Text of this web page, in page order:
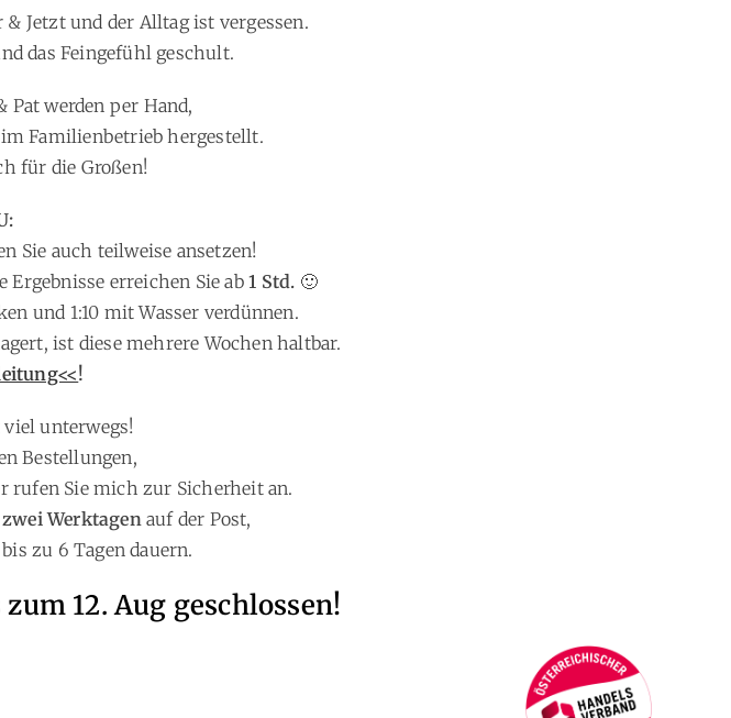
Jetzt und der Alltag ist vergessen.
das Feingefühl geschult.
Pat werden per Hand,
Familienbetrieb hergestellt.
für die Großen!
Sie auch teilweise ansetzen!
Ergebnisse erreichen Sie ab1 Std. 🙂
und 1:10 mit Wasser verdünnen.
ist diese mehrere Wochen haltbar.
!
unterwegs!
Bestellungen,
rufen Sie mich zur Sicherheit an.
zwei Werktagenauf der Post,
zu 6 Tagen dauern.
12. Aug geschlossen!